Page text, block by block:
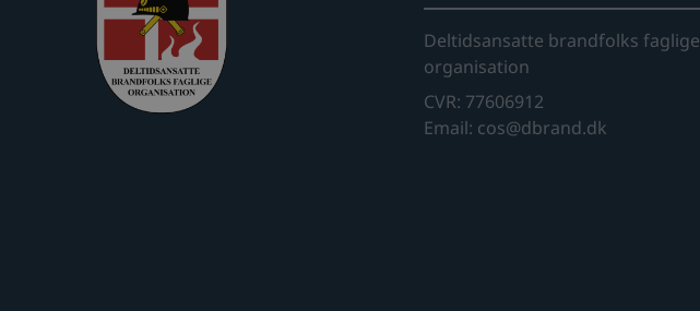
Deltidsansatte brandfolks faglige
organisation
CVR: 77606912
Email: cos@dbrand.dk